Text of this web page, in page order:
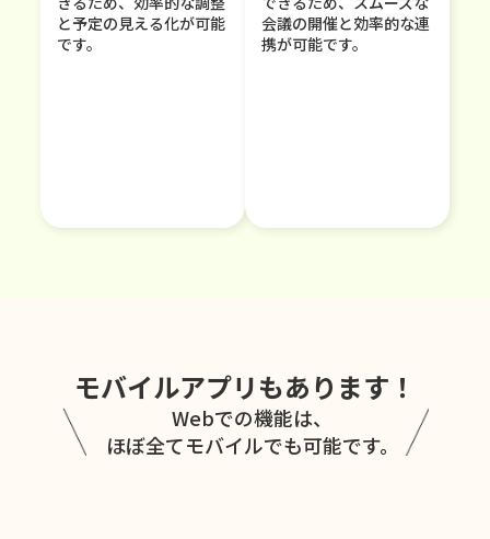
と予定の見える化が可能
です。
会議の開催と効率的な連
携が可能です。
モバイルアプリもあります！
Webでの機能は、
ほぼ全てモバイルでも可能です。